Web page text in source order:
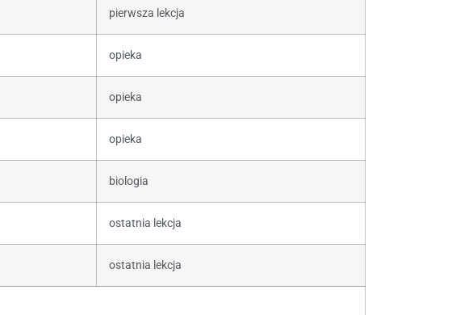
pierwsza lekcja
opieka
opieka
opieka
biologia
ostatnia lekcja
ostatnia lekcja